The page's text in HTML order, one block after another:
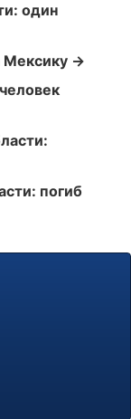
один
Мексику →
погиб